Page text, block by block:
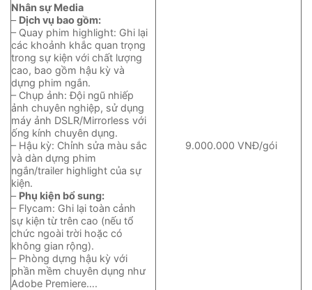
Nhân sự Media
– Dịch vụ bao gồm:
– Quay phim highlight: Ghi lại
các khoảnh khắc quan trọng
trong sự kiện với chất lượng
cao, bao gồm hậu kỳ và
dựng phim ngắn.
– Chụp ảnh: Đội ngũ nhiếp
ảnh chuyên nghiệp, sử dụng
máy ảnh DSLR/Mirrorless với
ống kính chuyên dụng.
– Hậu kỳ: Chỉnh sửa màu sắc
và dàn dựng phim
ngắn/trailer highlight của sự
kiện.
– Phụ kiện bổ sung:
– Flycam: Ghi lại toàn cảnh
sự kiện từ trên cao (nếu tổ
chức ngoài trời hoặc có
không gian rộng).
– Phòng dựng hậu kỳ với
phần mềm chuyên dụng như
Adobe Premiere….
9.000.000 VNĐ/gói